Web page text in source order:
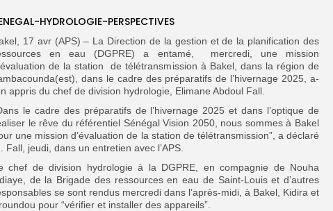
HYDROLOGIE-PERSPECTIVES
17 avr (APS) – La Direction de la gestion et de la planification des
en eau (DGPRE) a entamé, mercredi, une mission
de la station de télétransmission à Bakel, dans la région de
dans le cadre des préparatifs de l’hivernage 2025, a-
appris du chef de division hydrologie, Elimane Abdoul Fall.
le cadre des préparatifs de l’hivernage 2025 et dans l’optique de
le rêve du référentiel Sénégal Vision 2050, nous sommes à Bakel
une mission d’évaluation de la station de télétransmission”, a déclaré
Fall, jeudi, dans un entretien avec l’APS.
chef de division hydrologie à la DGPRE, en compagnie de Nouha
de la Brigade des ressources en eau de Saint-Louis et d’autres
se sont rendus mercredi dans l’après-midi, à Bakel, Kidira et
pour “vérifier et installer des appareils”.